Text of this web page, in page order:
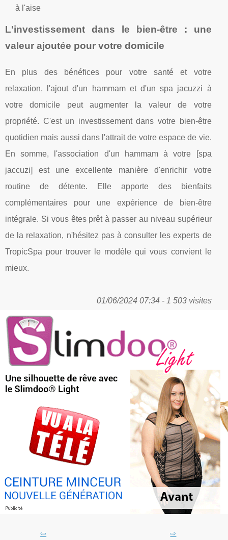
à l'aise
L'investissement dans le bien-être : une
valeur ajoutée pour votre domicile
En plus des bénéfices pour votre santé et votre
relaxation, l'ajout d'un hammam et d'un spa jacuzzi à
votre domicile peut augmenter la valeur de votre
propriété. C'est un investissement dans votre bien-être
quotidien mais aussi dans l'attrait de votre espace de vie.
En somme, l'association d'un hammam à votre [spa
jaccuzi] est une excellente manière d'enrichir votre
routine de détente. Elle apporte des bienfaits
complémentaires pour une expérience de bien-être
intégrale. Si vous êtes prêt à passer au niveau supérieur
de la relaxation, n'hésitez pas à consulter les experts de
TropicSpa pour trouver le modèle qui vous convient le
mieux.
01/06/2024 07:34 - 1 503 visites